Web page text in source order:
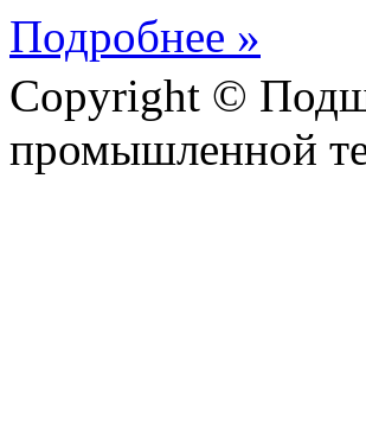
Подробнее »
Copyright ©
промышленной